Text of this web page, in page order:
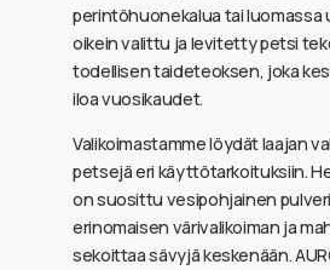
perintöhuonekalua tai
oikein valittu ja levitetty petsi
todellisen taideteoksen, joka
iloa vuosikaudet.
Valikoimastamme löydät laajan
petsejä eri käyttötarkoituksiin.
on suosittu vesipohjainen
erinomaisen värivalikoiman ja
sekoittaa sävyjä keskenään.